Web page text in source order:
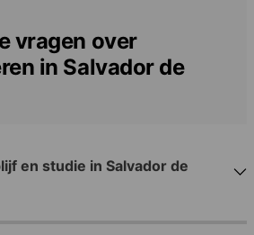
vragen over
in Salvador de
en studie in Salvador de